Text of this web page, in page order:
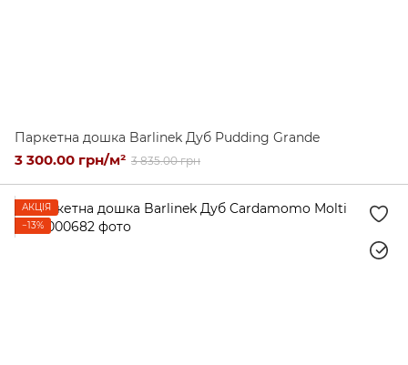
Паркетна дошка Barlinek Дуб Pudding Grande
3 300.00 грн/м² 3 835.00 грн
АКЦІЯ
−13%